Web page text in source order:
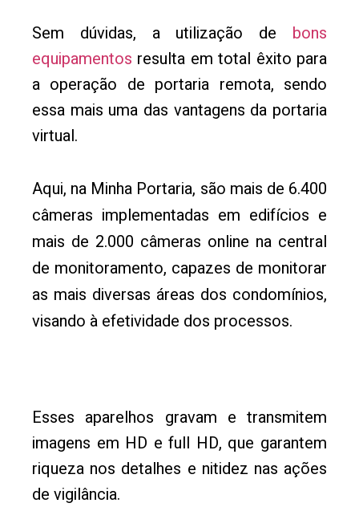
Sem dúvidas, a utilização de bons
equipamentos resulta em total êxito para
a operação de portaria remota, sendo
essa mais uma das vantagens da portaria
virtual.
Aqui, na Minha Portaria, são mais de 6.400
câmeras implementadas em edifícios e
mais de 2.000 câmeras online na central
de monitoramento, capazes de monitorar
as mais diversas áreas dos condomínios,
visando à efetividade dos processos.
Esses aparelhos gravam e transmitem
imagens em HD e full HD, que garantem
riqueza nos detalhes e nitidez nas ações
de vigilância.